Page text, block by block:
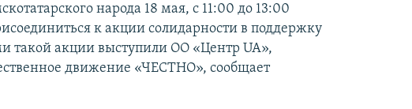
народа 18 мая, с 11:00 до 13:00
к акции солидарности в поддержку
такой акции выступили ОО «Центр UA»,
движение «ЧЕСТНО», сообщает